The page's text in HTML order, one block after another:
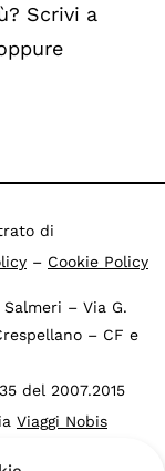
Scrivi a
di
– Cookie Policy
– Via G.
– CF e
del 2007.2015
Viaggi Nobis